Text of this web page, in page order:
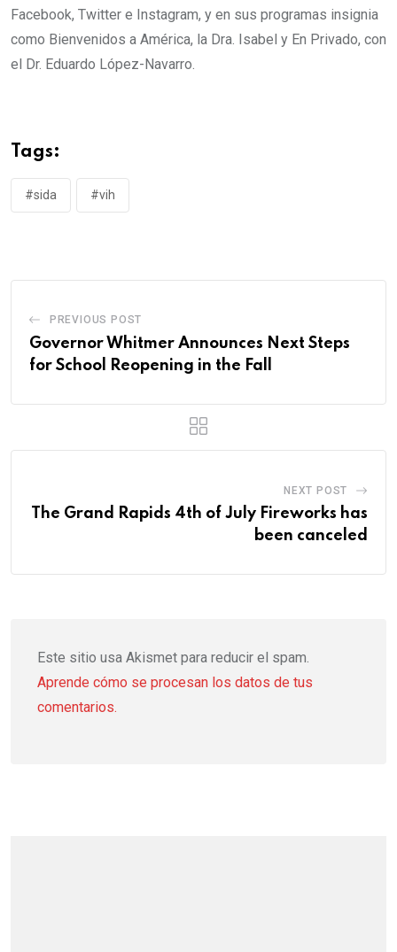
Facebook, Twitter e Instagram, y en sus programas insignia
como Bienvenidos a América, la Dra. Isabel y En Privado, con
el Dr. Eduardo López-Navarro.
Tags:
#sida #vih
PREVIOUS POST
Governor Whitmer Announces Next Steps
for School Reopening in the Fall
NEXT POST
The Grand Rapids 4th of July Fireworks has
been canceled
Este sitio usa Akismet para reducir el spam.
Aprende cómo se procesan los datos de tus
comentarios.